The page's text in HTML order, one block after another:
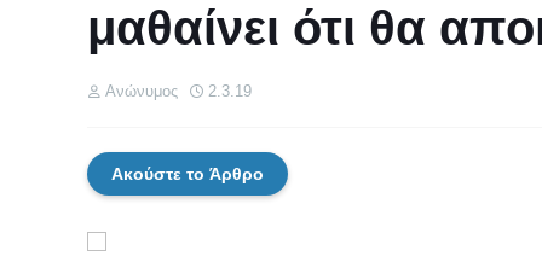
μαθαίνει ότι θα
Ανώνυμος 2.3.19
Ακούστε το Άρθρο